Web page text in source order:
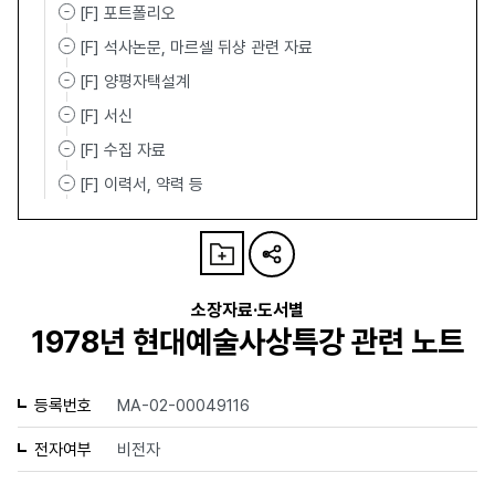
[F] 포트폴리오
[F] 석사논문, 마르셀 뒤샹 관련 자료
[F] 양평자택설계
[F] 서신
[F] 수집 자료
[F] 이력서, 약력 등
소장자료·도서별
1978년 현대예술사상특강 관련 노트
등록번호 MA-02-00049116
전자여부 비전자